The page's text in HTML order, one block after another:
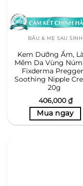
BẦU & MẸ SAU SINH
Kem Dưỡng Ẩm,
Mềm Da Vùng
Fixderma
Soothing Nipple
20g
406,000 ₫